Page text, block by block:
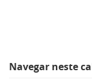
Navegar neste